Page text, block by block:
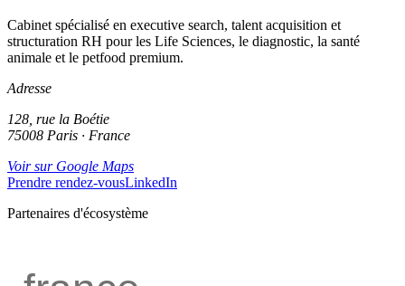
Cabinet spécialisé en executive search, talent acquisition et
structuration RH pour les Life Sciences, le diagnostic, la santé
animale et le petfood premium.
Adresse
128, rue la Boétie
75008 Paris · France
Voir sur Google Maps
Prendre rendez-vousLinkedIn
Partenaires d'écosystème